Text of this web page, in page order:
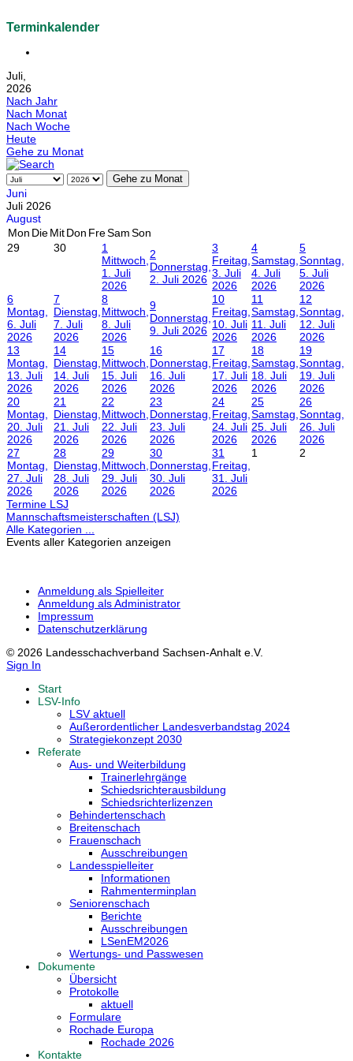
Terminkalender
Juli,
2026
Nach Jahr
Nach Monat
Nach Woche
Heute
Gehe zu Monat
Gehe zu Monat
Juni
Juli 2026
August
Mon DieMitDon FreSamSon
29
30
1
Mittwoch,
1. Juli
2026
2
Donnerstag,
2. Juli 2026
3
Freitag,
3. Juli
2026
4
Samstag,
4. Juli
2026
5
Sonntag,
5. Juli
2026
6
Montag,
6. Juli
2026
7
Dienstag,
7. Juli
2026
8
Mittwoch,
8. Juli
2026
9
Donnerstag,
9. Juli 2026
10
Freitag,
10. Juli
2026
11
Samstag,
11. Juli
2026
12
Sonntag,
12. Juli
2026
13
Montag,
13. Juli
2026
14
Dienstag,
14. Juli
2026
15
Mittwoch,
15. Juli
2026
16
Donnerstag,
16. Juli
2026
17
Freitag,
17. Juli
2026
18
Samstag,
18. Juli
2026
19
Sonntag,
19. Juli
2026
20
Montag,
20. Juli
2026
21
Dienstag,
21. Juli
2026
22
Mittwoch,
22. Juli
2026
23
Donnerstag,
23. Juli
2026
24
Freitag,
24. Juli
2026
25
Samstag,
25. Juli
2026
26
Sonntag,
26. Juli
2026
27
Montag,
27. Juli
2026
28
Dienstag,
28. Juli
2026
29
Mittwoch,
29. Juli
2026
30
Donnerstag,
30. Juli
2026
31
Freitag,
31. Juli
2026
1 2
Termine LSJ
Mannschaftsmeisterschaften (LSJ)
Alle Kategorien ...
Events aller Kategorien anzeigen
Anmeldung als Spielleiter
Anmeldung als Administrator
Impressum
Datenschutzerklärung
© 2026 Landesschachverband Sachsen-Anhalt e.V.
Sign In
Start
LSV-Info
LSV aktuell
Außerordentlicher Landesverbandstag 2024
Strategiekonzept 2030
Referate
Aus- und Weiterbildung
Trainerlehrgänge
Schiedsrichterausbildung
Schiedsrichterlizenzen
Behindertenschach
Breitenschach
Frauenschach
Ausschreibungen
Landesspielleiter
Informationen
Rahmenterminplan
Seniorenschach
Berichte
Ausschreibungen
LSenEM2026
Wertungs- und Passwesen
Dokumente
Übersicht
Protokolle
aktuell
Formulare
Rochade Europa
Rochade 2026
Kontakte